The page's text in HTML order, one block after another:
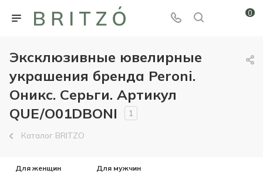
0
Эксклюзивные ювелирные
украшения бренда Peroni.
Оникс. Серьги. Артикул
QUE/O01DBONI
1
Каталог BRITZO
Для женщин Для мужчин